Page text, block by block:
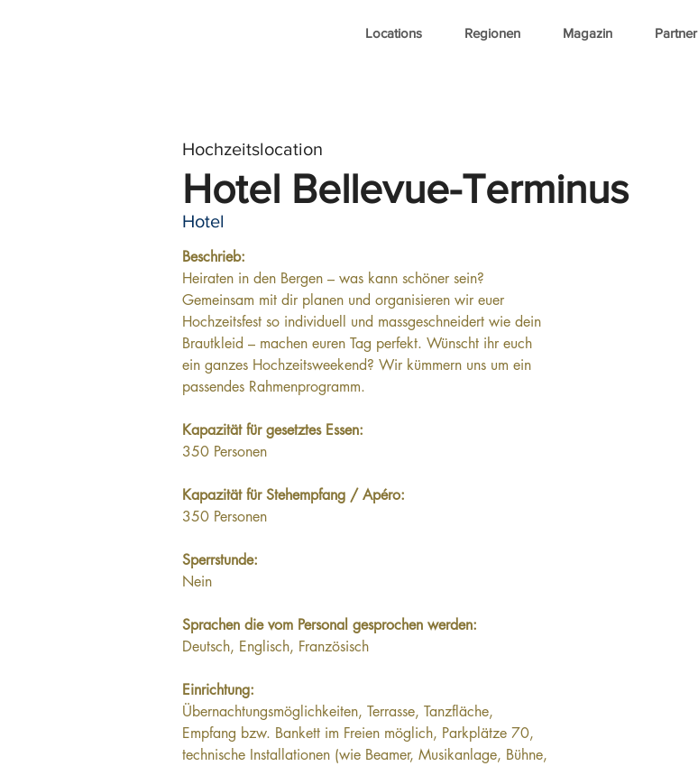
Locations Regionen Magazin Partner
Hochzeitslocation
Hotel Bellevue-Terminus
Hotel
Beschrieb:
Heiraten in den Bergen – was kann schöner sein?
Gemeinsam mit dir planen und organisieren wir euer
Hochzeitsfest so individuell und massgeschneidert wie dein
Brautkleid – machen euren Tag perfekt. Wünscht ihr euch
ein ganzes Hochzeitsweekend? Wir kümmern uns um ein
passendes Rahmenprogramm.
Kapazität für gesetztes Essen:
350 Personen
Kapazität für Stehempfang / Apéro:
350 Personen
Sperrstunde:
Nein
Sprachen die vom Personal gesprochen werden:
Deutsch, Englisch, Französisch
Einrichtung:
Übernachtungsmöglichkeiten, Terrasse, Tanzfläche,
Empfang bzw. Bankett im Freien möglich, Parkplätze 70,
technische Installationen (wie Beamer, Musikanlage, Bühne,